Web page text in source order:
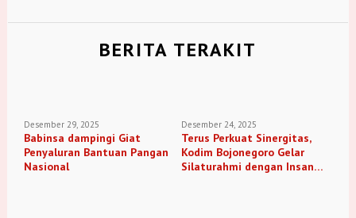
BERITA TERAKIT
Desember 29, 2025
Babinsa dampingi Giat
Penyaluran Bantuan Pangan
Nasional
Desember 24, 2025
Terus Perkuat Sinergitas,
Kodim Bojonegoro Gelar
Silaturahmi dengan Insan